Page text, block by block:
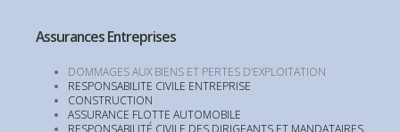
Assurances Entreprises
DOMMAGES AUX BIENS ET PERTES D’EXPLOITATION
RESPONSABILITE CIVILE ENTREPRISE
CONSTRUCTION
ASSURANCE FLOTTE AUTOMOBILE
RESPONSABILITÉ CIVILE DES DIRIGEANTS ET MANDATAIRES